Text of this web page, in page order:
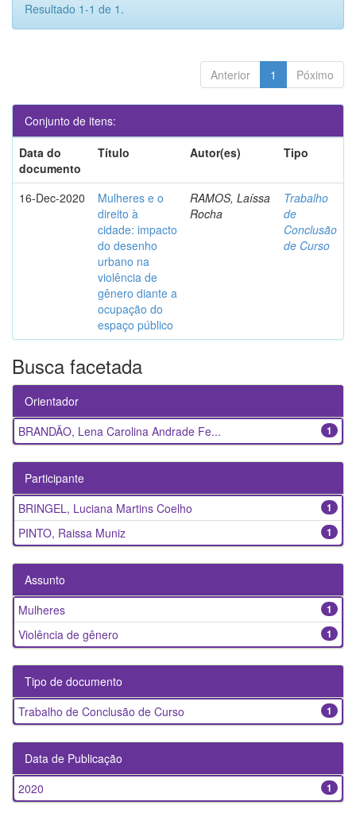
Resultado 1-1 de 1.
Anterior 1 Póximo
Conjunto de itens:
Data do
documento
Título Autor(es) Tipo
16-Dec-2020
Mulheres e o
direito à
cidade: impacto
do desenho
urbano na
violência de
gênero diante a
ocupação do
espaço público
RAMOS, Laíssa
Rocha
Trabalho
de
Conclusão
de Curso
Busca facetada
Orientador
1
BRANDÃO, Lena Carolina Andrade Fe...
Participante
1
BRINGEL, Luciana Martins Coelho
1
PINTO, Raissa Muniz
Assunto
1
Mulheres
1
Violência de gênero
Tipo de documento
1
Trabalho de Conclusão de Curso
Data de Publicação
1
2020